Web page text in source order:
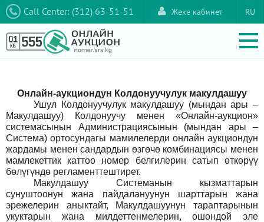
Call Center: (312) 63-51-51 RU
Жеке кабинет
Онлайн-аукциондун Колдонуучулук макулдашуу
Ушул Колдонуучулук макулдашуу (мындан ары –
Макулдашуу) Колдонуучу менен «Онлайн-аукцион»
системасынын Администрациясынын (мындан ары –
Система) ортосундагы мамилелерди онлайн аукциондун
жардамы менен сандардын өзгөчө комбинациясы менен
мамлекеттик каттоо номер белгилерин сатып өткөрүү
бөлүгүндө регламенттештирет.
Макулдашуу Системанын кызматтарын
сунуштоонун жана пайдалануунун шарттарын жана
эрежелерин аныктайт, Макулдашуунун тараптарынын
укуктарын жана милдеттенмелерин, ошондой эле